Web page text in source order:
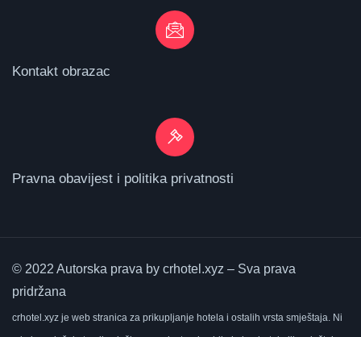
Kontakt obrazac
Pravna obavijest i politika privatnosti
© 2022 Autorska prava by crhotel.xyz – Sva prava
pridržana
crhotel.xyz je web stranica za prikupljanje hotela i ostalih vrsta smještaja. Ni